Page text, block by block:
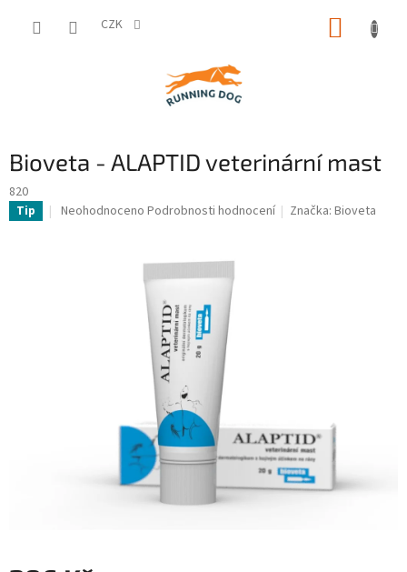
CZK
Bioveta - ALAPTID veterinární mast
820
Tip
Průměrné
Neohodnoceno Podrobnosti hodnocení Značka:Bioveta